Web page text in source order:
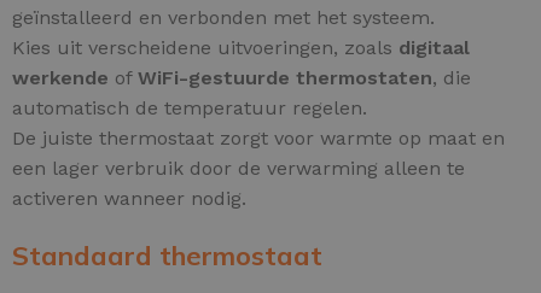
geïnstalleerd en verbonden met het systeem.
Kies uit verscheidene uitvoeringen, zoals digitaal
werkende of WiFi-gestuurde thermostaten, die
automatisch de temperatuur regelen.
De juiste thermostaat zorgt voor warmte op maat en
een lager verbruik door de verwarming alleen te
activeren wanneer nodig.
Standaard thermostaat